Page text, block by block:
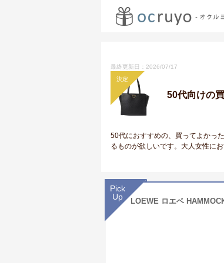
最終更新日：2026/07/17
決定
50代向けの
50代におすすめの、買ってよかっ
るものが欲しいです。大人女性に
Pick
Up